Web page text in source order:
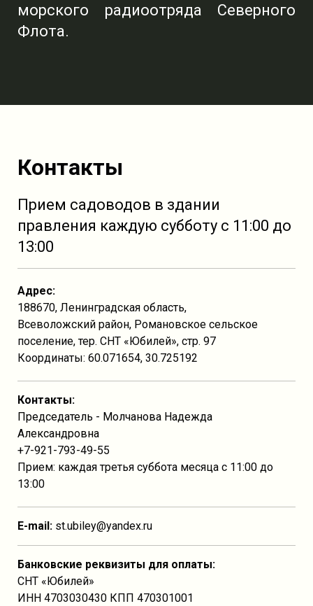
морского радиоотряда Северного
Флота.
Контакты
Прием садоводов в здании
правления каждую субботу с 11:00 до
13:00
Адрес:
188670, Ленинградская область,
Всеволожский район, Романовское сельское
поселение, тер. СНТ «Юбилей», стр. 97
Координаты: 60.071654, 30.725192
Контакты:
Председатель - Молчанова Надежда
Александровна
+7-921-793-49-55
Прием: каждая третья суббота месяца с 11:00 до
13:00
E-mail: st.ubiley@yandex.ru
Банковские реквизиты для оплаты:
СНТ «Юбилей»
ИНН 4703030430 КПП 470301001